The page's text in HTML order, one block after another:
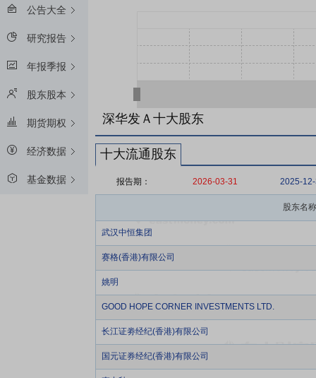
公告大全
研究报告
年报季报
股东股本
期货期权
经济数据
基金数据
深华发Ａ十大股东
十大流通股东
报告期： 2026-03-31 2025-
股东名称
武汉中恒集团
赛格(香港)有限公司
姚明
GOOD HOPE CORNER INVESTMENTS LTD.
长江证劵经纪(香港)有限公司
国元证券经纪(香港)有限公司